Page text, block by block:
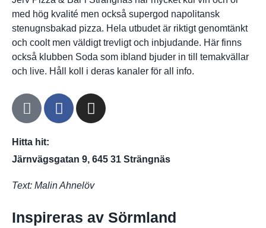
med hög kvalité men också supergod napolitansk
stenugnsbakad pizza. Hela utbudet är riktigt genomtänkt
och coolt men väldigt trevligt och inbjudande. Här finns
också klubben Soda som ibland bjuder in till temakvällar
och live. Håll koll i deras kanaler för all info.
Hitta hit:
Järnvägsgatan 9, 645 31 Strängnäs
Text: Malin Ahnelöv
Inspireras av Sörmland